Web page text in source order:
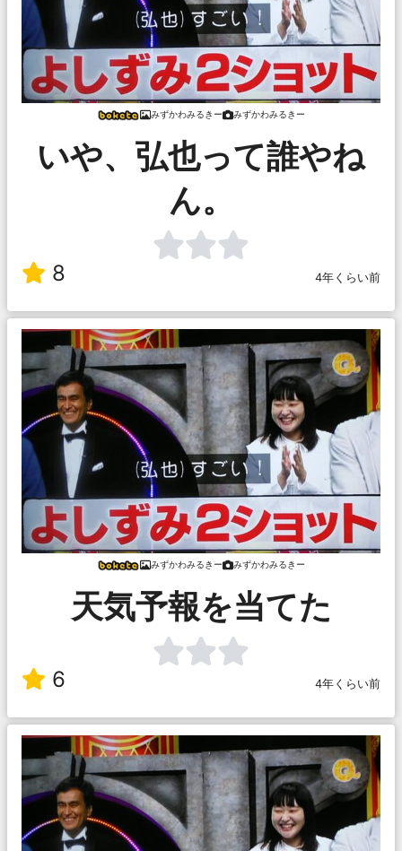
みずかわみるきー みずかわみるきー
いや、弘也って誰やね
ん。
8 4年くらい前
みずかわみるきー みずかわみるきー
天気予報を当てた
6 4年くらい前